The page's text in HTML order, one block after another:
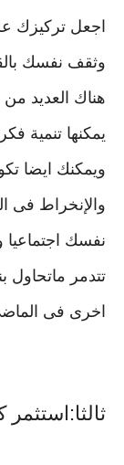
اجعل تركيزك
وثقف نفسك
هناك العديد من
يمكنها تنمية
ويمكنك ايضا
والإنخراط فى
نفسك اجتماعيا
تتدمر
اخرى فى